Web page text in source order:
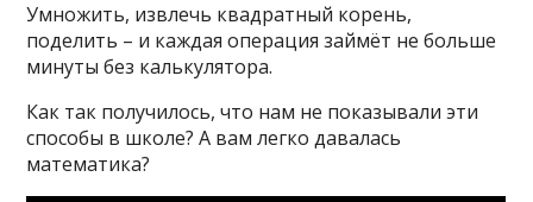
Умножить, извлечь квадратный корень,
поделить – и каждая операция займёт не больше
минуты без калькулятора.
Как так получилось, что нам не показывали эти
способы в школе? А вам легко давалась
математика?